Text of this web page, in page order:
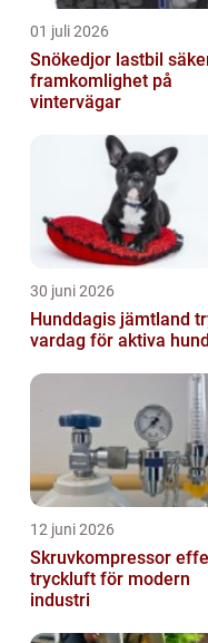
01 juli 2026
Snökedjor lastbil säker
framkomlighet på
vintervägar
30 juni 2026
Hunddagis jämtland trygg
vardag för aktiva
12 juni 2026
Skruvkompressor effektiv
tryckluft för modern
industri